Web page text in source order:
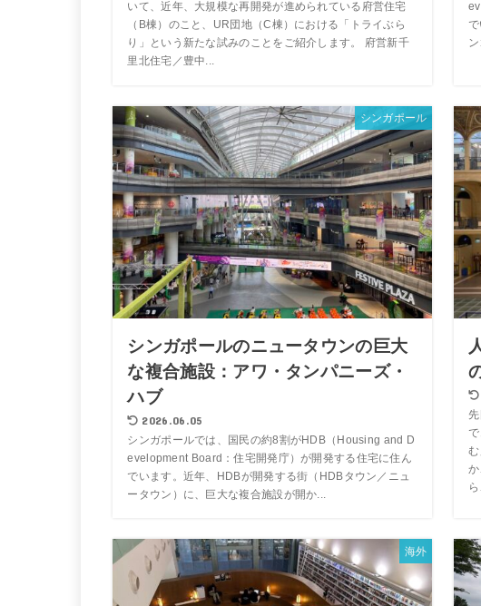
いて、近年、大規模な再開発が進められている府営住宅
（B棟）のこと、UR団地（C棟）における「トライぶら
り」という新たな試みのことをご紹介します。 府営新千
里北住宅／豊中...
シンガポール
シンガポールのニュータウンの巨大
な複合施設：アワ・タンパニーズ・
ハブ
2026.06.05
シンガポールでは、国民の約8割がHDB（Housing and D
evelopment Board：住宅開発庁）が開発する住宅に住ん
でいます。近年、HDBが開発する街（HDBタウン／ニュ
ータウン）に、巨大な複合施設が開か...
む
か
海外